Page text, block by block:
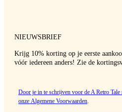
NIEUWSBRIEF
Krijg 10% korting op je eerste
vóór iedereen anders! Zie de
Door je in te schrijven voor de A Retro
onze Algemene Voorwaarden.